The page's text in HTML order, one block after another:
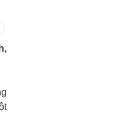
nghiệp
nghiệp 24h